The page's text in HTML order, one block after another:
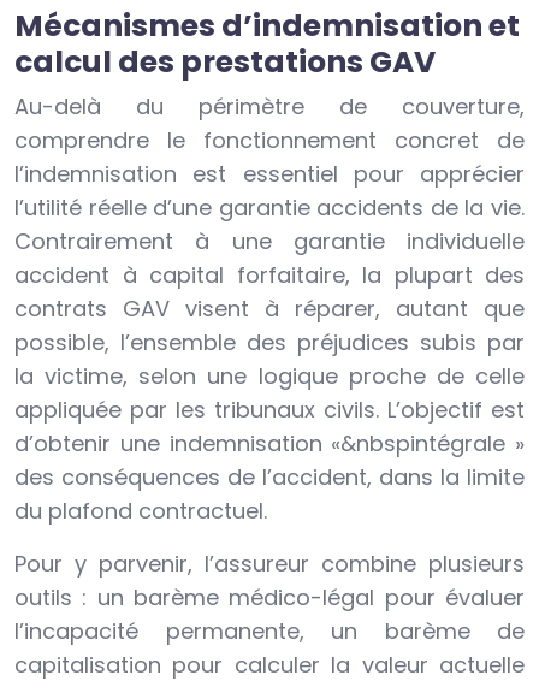
Mécanismes d’indemnisation et
calcul des prestations GAV
Au-delà du périmètre de couverture,
comprendre le fonctionnement concret de
l’indemnisation est essentiel pour apprécier
l’utilité réelle d’une garantie accidents de la vie.
Contrairement à une garantie individuelle
accident à capital forfaitaire, la plupart des
contrats GAV visent à réparer, autant que
possible, l’ensemble des préjudices subis par
la victime, selon une logique proche de celle
appliquée par les tribunaux civils. L’objectif est
d’obtenir une indemnisation «&nbspintégrale »
des conséquences de l’accident, dans la limite
du plafond contractuel.
Pour y parvenir, l’assureur combine plusieurs
outils : un barème médico-légal pour évaluer
l’incapacité permanente, un barème de
capitalisation pour calculer la valeur actuelle